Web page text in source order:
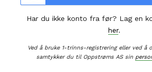
Har du ikke konto fra før? Lag en
her.
Ved å bruke 1-trinns-registrering eller ved å
samtykker du til Oppstrøms AS sin